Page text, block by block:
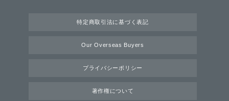
特定商取引法に基づく表記
Our Overseas Buyers
プライバシーポリシー
著作権について